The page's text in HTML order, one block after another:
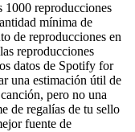
1000 reproducciones
mínima de
de reproducciones en
reproducciones
datos de Spotify for
una estimación útil de
pero no una
de regalías de tu sello
fuente de